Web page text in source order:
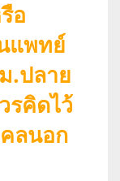
อ
แพทย์
.ปลาย
รคิดไว้
ลนอก